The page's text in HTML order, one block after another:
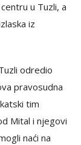
u Tuzli, a
iz
odredio
pravosudna
tim
Mital i njegovi
naći na